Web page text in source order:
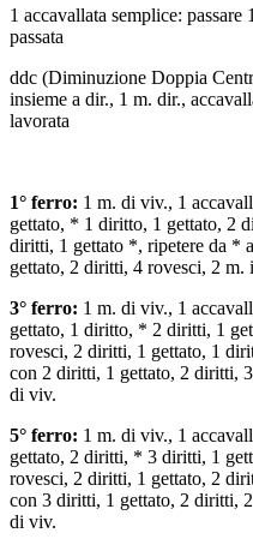
1 accavallata semplice:
passata
ddc (Diminuzione Doppia
insieme a dir., 1 m. dir.,
lavorata
1° ferro: 1 m. di viv., 1
gettato, * 1 diritto, 1 gettato, 2
diritti, 1 gettato *, ripetere da *
gettato, 2 diritti, 4 rovesci, 2
3° ferro: 1 m. di viv., 1
gettato, 1 diritto, * 2 diritti, 1
rovesci, 2 diritti, 1 gettato, 1
con 2 diritti, 1 gettato, 2 diritti,
di viv.
5° ferro: 1 m. di viv., 1
gettato, 2 diritti, * 3 diritti, 1
rovesci, 2 diritti, 1 gettato, 2
con 3 diritti, 1 gettato, 2 diritti,
di viv.